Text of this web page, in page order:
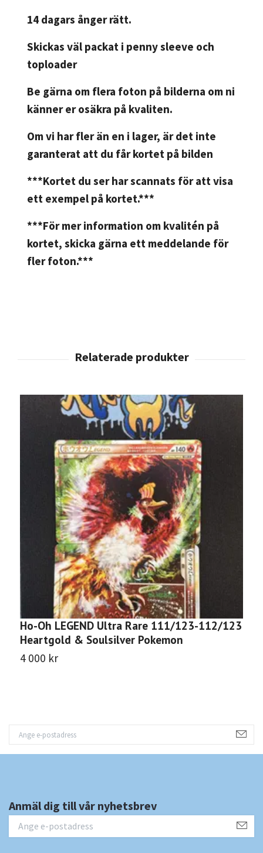
14 dagars ånger rätt.
Skickas väl packat i penny sleeve och
toploader
Be gärna om flera foton på bilderna om ni
känner er osäkra på kvaliten.
Om vi har fler än en i lager, är det inte
garanterat att du får kortet på bilden
***Kortet du ser har scannats för att visa
ett exempel på kortet.***
***För mer information om kvalitén på
kortet, skicka gärna ett meddelande för
fler foton.***
Ho-Oh LEGEND Ultra Rare 111/123-112/123
Heartgold & Soulsilver Pokemon
4 000 kr
Anmäl dig till vår nyhetsbrev